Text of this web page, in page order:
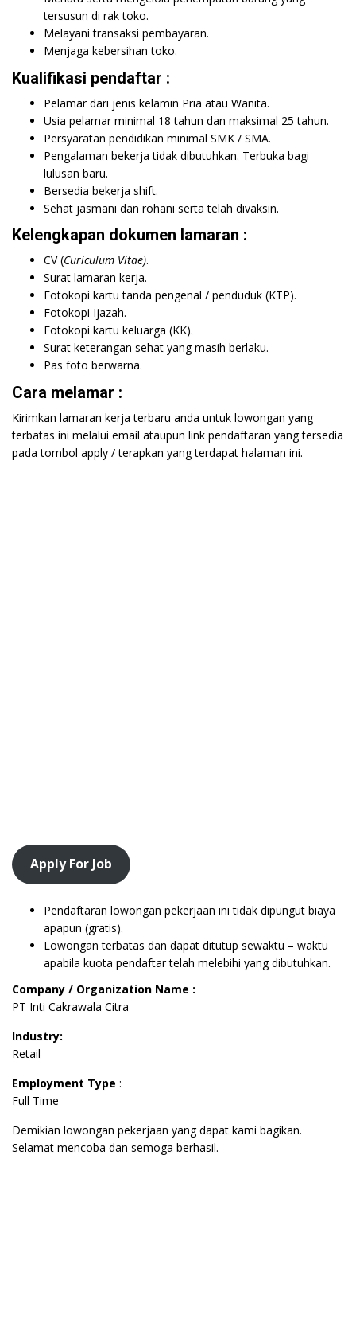
tersusun di rak toko.
Melayani transaksi pembayaran.
Menjaga kebersihan toko.
Kualifikasi pendaftar :
Pelamar dari jenis kelamin Pria atau Wanita.
Usia pelamar minimal 18 tahun dan maksimal 25 tahun.
Persyaratan pendidikan minimal SMK / SMA.
Pengalaman bekerja tidak dibutuhkan. Terbuka bagi
lulusan baru.
Bersedia bekerja shift.
Sehat jasmani dan rohani serta telah divaksin.
Kelengkapan dokumen lamaran :
CV (Curiculum Vitae).
Surat lamaran kerja.
Fotokopi kartu tanda pengenal / penduduk (KTP).
Fotokopi Ijazah.
Fotokopi kartu keluarga (KK).
Surat keterangan sehat yang masih berlaku.
Pas foto berwarna.
Cara melamar :
Kirimkan lamaran kerja terbaru anda untuk lowongan yang
terbatas ini melalui email ataupun link pendaftaran yang tersedia
pada tombol apply / terapkan yang terdapat halaman ini.
Apply For Job
Pendaftaran lowongan pekerjaan ini tidak dipungut biaya
apapun (gratis).
Lowongan terbatas dan dapat ditutup sewaktu – waktu
apabila kuota pendaftar telah melebihi yang dibutuhkan.
Company / Organization Name :
PT Inti Cakrawala Citra
Industry:
Retail
Employment Type :
Full Time
Demikian lowongan pekerjaan yang dapat kami bagikan.
Selamat mencoba dan semoga berhasil.